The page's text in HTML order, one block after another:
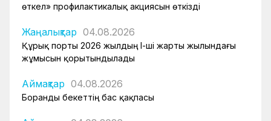
өткел» профилактикалық акциясын өткізді
Жаңалықтар 04.08.2026
Құрық порты 2026 жылдың І-ші жарты жылындағы
жұмысын қорытындылады
Аймақтар 04.08.2026
Боранды бекеттің бас қақпасы